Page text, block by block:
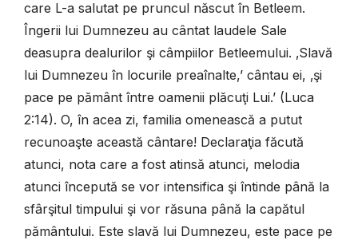
care L-a salutat pe pruncul născut în Betleem.
Îngerii lui Dumnezeu au cântat laudele Sale
deasupra dealurilor şi câmpiilor Betleemului. ‚Slavă
lui Dumnezeu în locurile preaînalte,’ cântau ei, ‚şi
pace pe pământ între oamenii plăcuţi Lui.’ (Luca
2:14). O, în acea zi, familia omenească a putut
recunoaşte această cântare! Declaraţia făcută
atunci, nota care a fost atinsă atunci, melodia
atunci începută se vor intensifica şi întinde până la
sfârşitul timpului şi vor răsuna până la capătul
pământului. Este slavă lui Dumnezeu, este pace pe